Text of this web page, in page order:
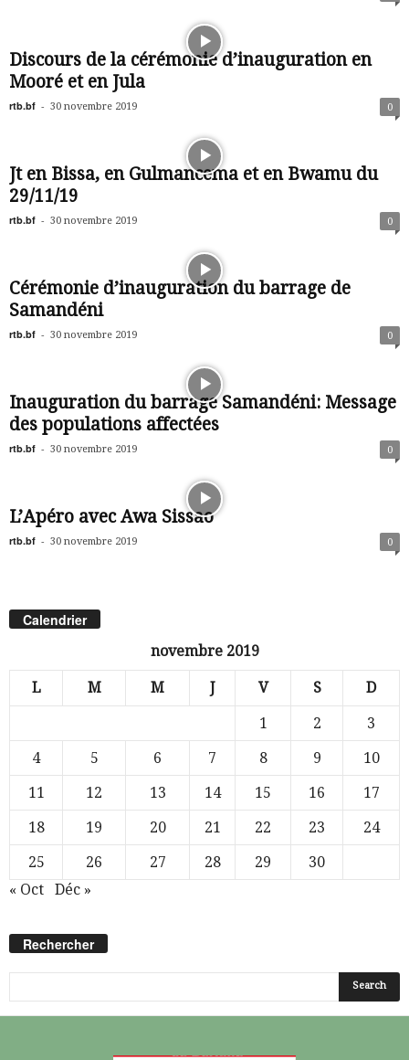
Discours de la cérémonie d’inauguration en
Mooré et en Jula
rtb.bf - 30 novembre 2019 0
Jt en Bissa, en Gulmancema et en Bwamu du
29/11/19
rtb.bf - 30 novembre 2019 0
Cérémonie d’inauguration du barrage de
Samandéni
rtb.bf - 30 novembre 2019 0
Inauguration du barrage Samandéni: Message
des populations affectées
rtb.bf - 30 novembre 2019 0
L’Apéro avec Awa Sissao
rtb.bf - 30 novembre 2019 0
Calendrier
novembre 2019
L M M J V S D
1 2
3
4
5 6 7 8 9
10
11
12 13 14 15 16
17
18
19 20 21 22 23
24
25
26 27 28 29
30
« Oct
Déc »
Rechercher